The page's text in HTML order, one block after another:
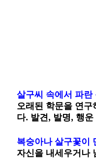
살구씨 속에서 파
오래된 학문을 연
다. 발견, 발명, 행
복숭아나 살구꽃이
자신을 내세우거나